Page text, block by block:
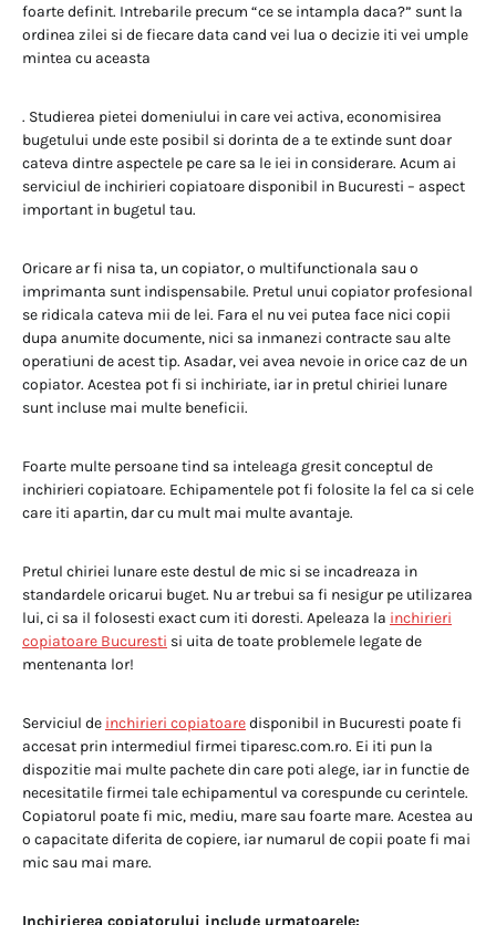
foarte definit. Intrebarile precum “ce se intampla daca?” sunt la
ordinea zilei si de fiecare data cand vei lua o decizie iti vei umple
mintea cu aceasta
. Studierea pietei domeniului in care vei activa, economisirea
bugetului unde este posibil si dorinta de a te extinde sunt doar
cateva dintre aspectele pe care sa le iei in considerare. Acum ai
serviciul de inchirieri copiatoare disponibil in Bucuresti – aspect
important in bugetul tau.
Oricare ar fi nisa ta, un copiator, o multifunctionala sau o
imprimanta sunt indispensabile. Pretul unui copiator profesional
se ridicala cateva mii de lei. Fara el nu vei putea face nici copii
dupa anumite documente, nici sa inmanezi contracte sau alte
operatiuni de acest tip. Asadar, vei avea nevoie in orice caz de un
copiator. Acestea pot fi si inchiriate, iar in pretul chiriei lunare
sunt incluse mai multe beneficii.
Foarte multe persoane tind sa inteleaga gresit conceptul de
inchirieri copiatoare. Echipamentele pot fi folosite la fel ca si cele
care iti apartin, dar cu mult mai multe avantaje.
Pretul chiriei lunare este destul de mic si se incadreaza in
standardele oricarui buget. Nu ar trebui sa fi nesigur pe utilizarea
lui, ci sa il folosesti exact cum iti doresti. Apeleaza la inchirieri
copiatoare Bucuresti si uita de toate problemele legate de
mentenanta lor!
Serviciul de inchirieri copiatoaredisponibil in Bucuresti poate fi
accesat prin intermediul firmei tiparesc.com.ro. Ei iti pun la
dispozitie mai multe pachete din care poti alege, iar in functie de
necesitatile firmei tale echipamentul va corespunde cu cerintele.
Copiatorul poate fi mic, mediu, mare sau foarte mare. Acestea au
o capacitate diferita de copiere, iar numarul de copii poate fi mai
mic sau mai mare.
Inchirierea copiatorului include urmatoarele: